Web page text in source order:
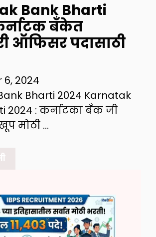
Bank Bharti
बँकेत
ऑफिसर पदासाठी
2024
Bharti 2024 Karnatak
2024 : कर्नाटका बँक जी
मोठी …